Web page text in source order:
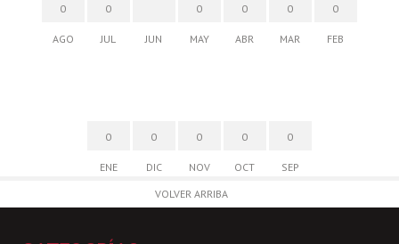
0
AGO
0
JUL JUN
0
MAY
0
ABR
0
MAR
0
FEB
0
ENE
0
DIC
0
NOV
0
OCT
0
SEP
VOLVER ARRIBA